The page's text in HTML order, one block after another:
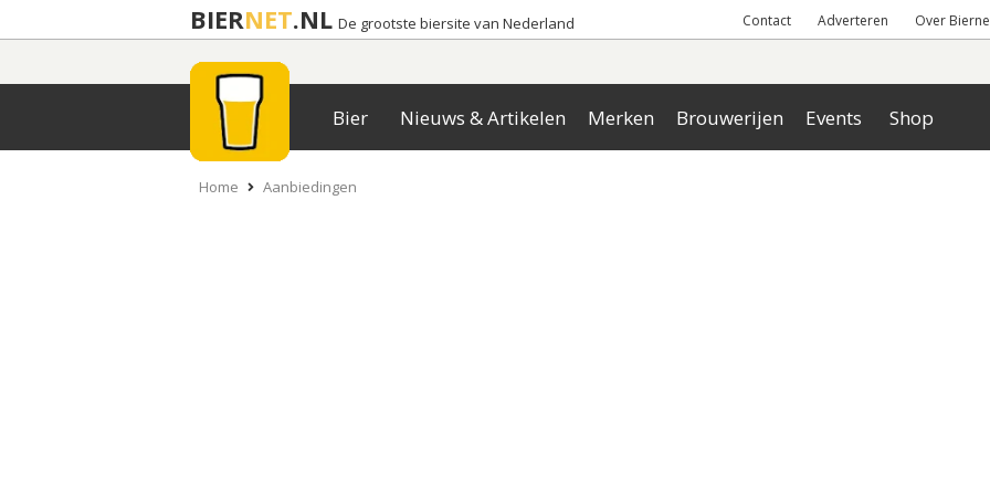
BIERNET.NL De grootste biersite van Nederland Contact Adverteren Over
Bier Nieuws & Artikelen Merken Brouwerijen Events Shop
Home Aanbiedingen